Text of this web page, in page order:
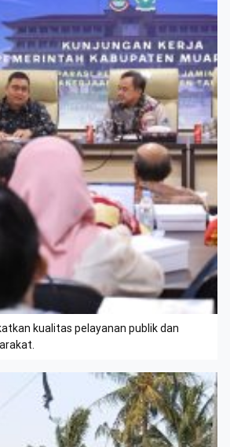
kualitas pelayanan publik dan